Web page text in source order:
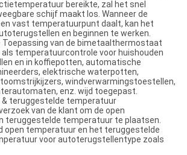
bereikte, zal het snel
schijf maakt los. Wanneer de
vast temperatuurpunt daalt, kan het
en beginnen te werken.
Toepassing van de bimetaalthermostaat
temperatuurcontrole voor huishouden
en in koffiepotten, automatische
elektrische waterpotten,
windverwarmingstoestellen,
enz. wijd toegepast.
teruggestelde temperatuur
van de klant om de open
teruggestelde temperatuur te plaatsen.
open temperatuur en het teruggestelde
voor autoterugstellentype zoals